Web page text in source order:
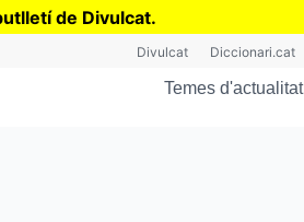
de Divulcat.
Divulcat Diccionari.cat
Temes d'actualitat